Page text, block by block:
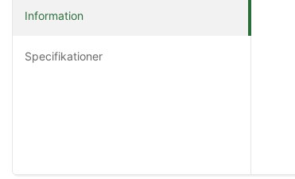
Information
Specifikationer